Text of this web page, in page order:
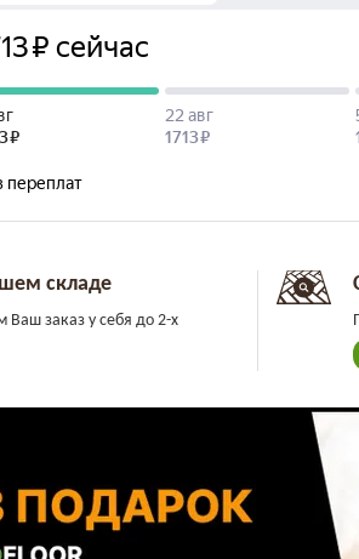
складе
Ваш заказ у себя до 2-х